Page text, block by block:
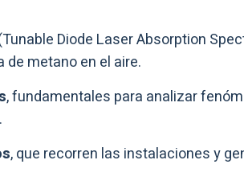
Diode Laser Absorption
metano en el aire.
, fundamentales para analizar
, que recorren las instalaciones y